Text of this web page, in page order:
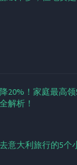
20%！家庭最高
解析！
意大利旅行的5个